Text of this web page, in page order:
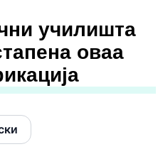
училишта
оваа